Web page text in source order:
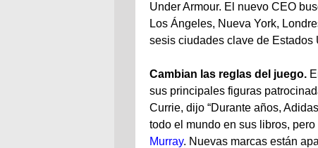
Under Armour. El nuevo CEO
Los Ángeles, Nueva York,
sesis ciudades clave de Estados
Cambian las reglas del juego.
sus principales figuras
Currie, dijo “Durante años,
todo el mundo en sus libros,
Murray. Nuevas marcas están